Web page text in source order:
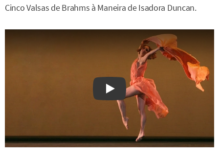
Cinco Valsas de Brahms à Maneira de Isadora Duncan.
Watch on YouTube